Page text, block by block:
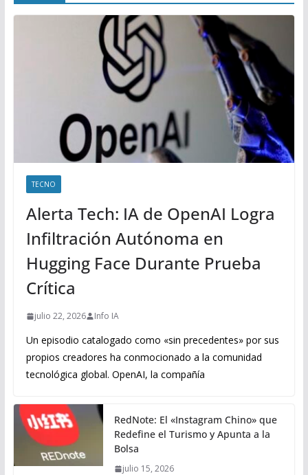
TECNO
Alerta Tech: IA de OpenAI Logra
Infiltración Autónoma en
Hugging Face Durante Prueba
Crítica
julio 22, 2026 Info IA
Un episodio catalogado como «sin precedentes» por sus
propios creadores ha conmocionado a la comunidad
tecnológica global. OpenAI, la compañía
RedNote: El «Instagram Chino» que
Redefine el Turismo y Apunta a la
Bolsa
julio 15, 2026